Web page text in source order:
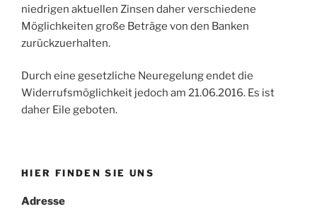
niedrigen aktuellen Zinsen daher verschiedene
Möglichkeiten große Beträge von den Banken
zurückzuerhalten.
Durch eine gesetzliche Neuregelung endet die
Widerrufsmöglichkeit jedoch am 21.06.2016. Es ist
daher Eile geboten.
HIER FINDEN SIE UNS
Adresse